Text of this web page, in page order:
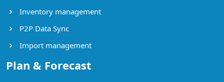
Inventory management
P2P Data Sync
Import management
Plan & Forecast